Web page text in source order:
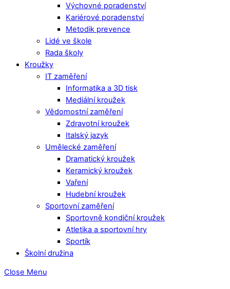
Výchovné poradenství
Kariérové poradenství
Metodik prevence
Lidé ve škole
Rada školy
Kroužky
IT zaměření
Informatika a 3D tisk
Mediální kroužek
Vědomostní zaměření
Zdravotní kroužek
Italský jazyk
Umělecké zaměření
Dramatický kroužek
Keramický kroužek
Vaření
Hudební kroužek
Sportovní zaměření
Sportovně kondiční kroužek
Atletika a sportovní hry
Sportík
Školní družina
Close Menu